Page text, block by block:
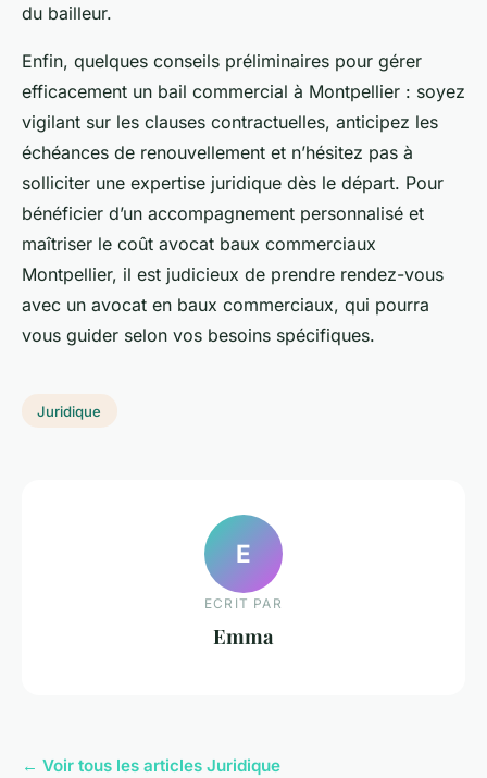
du bailleur.
Enfin, quelques conseils préliminaires pour gérer
efficacement un bail commercial à Montpellier : soyez
vigilant sur les clauses contractuelles, anticipez les
échéances de renouvellement et n’hésitez pas à
solliciter une expertise juridique dès le départ. Pour
bénéficier d’un accompagnement personnalisé et
maîtriser le coût avocat baux commerciaux
Montpellier, il est judicieux de prendre rendez-vous
avec un avocat en baux commerciaux, qui pourra
vous guider selon vos besoins spécifiques.
Juridique
E
ECRIT PAR
Emma
← Voir tous les articles Juridique